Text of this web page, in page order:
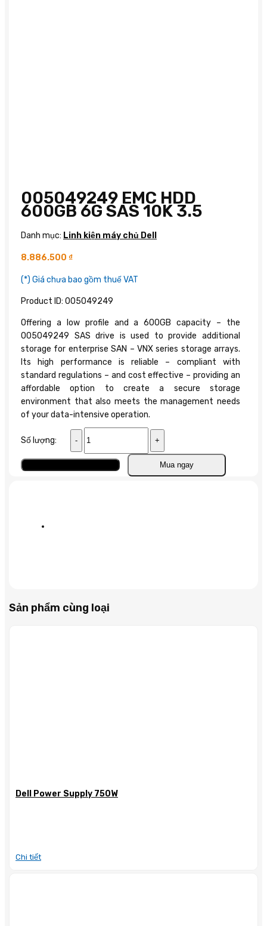
005049249 EMC HDD
600GB 6G SAS 10K 3.5
Danh mục: Linh kiện máy chủ Dell
8.886.500 ₫
(*) Giá chưa bao gồm thuế VAT
Product ID: 005049249
Offering a low profile and a 600GB capacity – the
005049249 SAS drive is used to provide additional
storage for enterprise SAN – VNX series storage arrays.
Its high performance is reliable – compliant with
standard regulations – and cost effective – providing an
affordable option to create a secure storage
environment that also meets the management needs
of your data-intensive operation.
Số lượng:
EMC
HDD
600GB
Mua ngay
Sản phẩm cùng loại
Dell Power Supply 750W
Chi tiết